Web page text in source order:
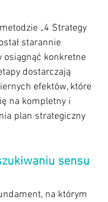
„4 Strategy
starannie
osiągnąć konkretne
dostarczają
efektów, które
na kompletny i
plan strategiczny
sensu
na którym